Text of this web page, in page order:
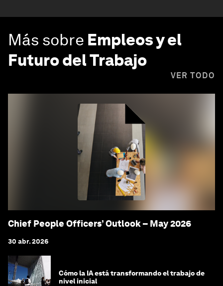
Más sobre Empleos y el
Futuro del Trabajo
VER TODO
Chief People Officers’ Outlook – May 2026
30 abr. 2026
Cómo la IA está transformando el trabajo de
nivel inicial